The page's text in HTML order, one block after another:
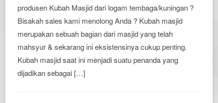
produsen Kubah Masjid dari logam tembaga/kuningan ?
Bisakah sales kami menolong Anda ? Kubah masjid
merupakan sebuah bagian dari masjid yang telah
mahsyur & sekarang ini eksistensinya cukup penting.
Kubah masjid saat ini menjadi suatu penanda yang
dijadikan sebagai […]